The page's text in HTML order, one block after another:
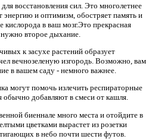
восстановления сил. Это многолетнее
энергию и оптимизм, обостряет память и
кислорода в ваш мозг.Это прекрасная
нужно второе дыхание.
к засухе растений образует
вечнозеленую изгородь. Возможно, вам
в вашем саду - немного важнее.
могут помочь излечить респираторные
добавляют в смеси от кашля.
биеннале много места и отойдите в
цветками вырастет из розетки
в небо почти шести футов.